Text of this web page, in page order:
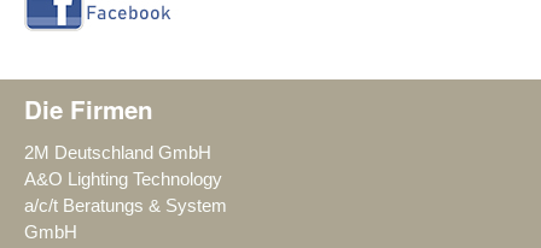
Die Firmen
2M Deutschland GmbH
A&O Lighting Technology
a/c/t Beratungs & System
GmbH